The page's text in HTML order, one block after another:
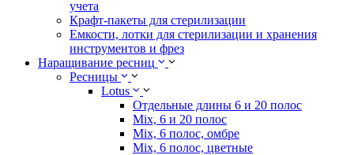
учета
Крафт-пакеты для стерилизации
Емкости, лотки для стерилизации и хранения
инструментов и фрез
Наращивание ресниц
Ресницы
Lotus
Отдельные длины 6 и 20 полос
Mix, 6 и 20 полос
Mix, 6 полос, омбре
Mix, 6 полос, цветные